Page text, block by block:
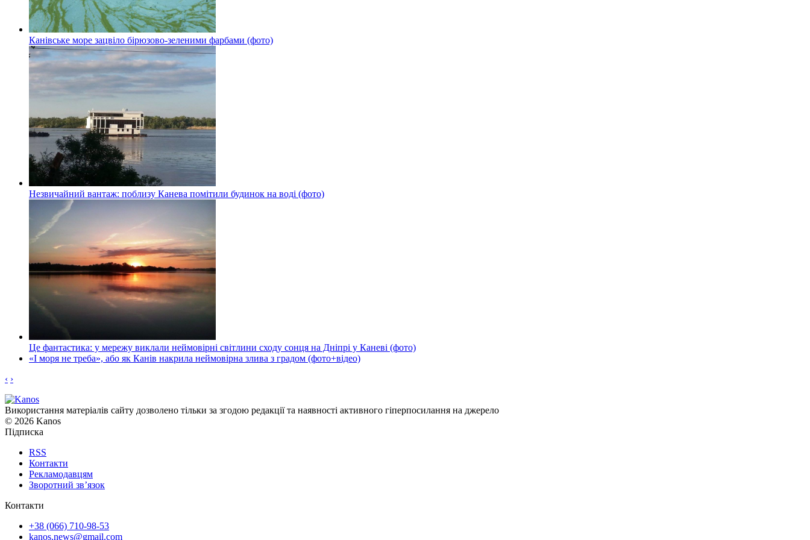
Канівське море зацвіло бірюзово-зеленими фарбами (фото)
Незвичайний вантаж: поблизу Канева помітили будинок на воді (фото)
Це фантастика: у мережу виклали неймовірні світлини сходу сонця на Дніпрі у Каневі (фото)
«І моря не треба», або як Канів накрила неймовірна злива з градом (фото+відео)
‹ ›
Використання матеріалів сайту дозволено тільки за згодою редакції та наявності активного гіперпосилання на джерело
© 2026 Kanos
Підписка
RSS
Контакти
Рекламодавцям
Зворотний зв’язок
Контакти
+38 (066) 710-98-53
kanos.news@gmail.com